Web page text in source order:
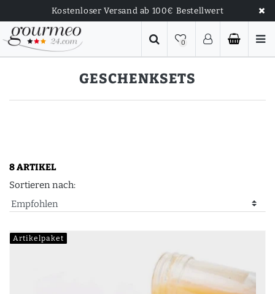
Kostenloser Versand ab 100€ Bestellwert
0
GESCHENKSETS
8 ARTIKEL
Sortieren nach:
Artikelpaket